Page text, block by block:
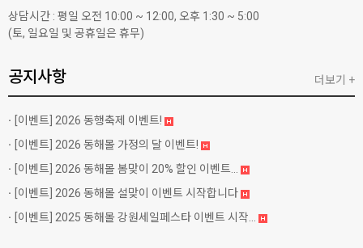
상담시간 : 평일 오전 10:00 ~ 12:00, 오후 1:30 ~ 5:00
(토, 일요일 및 공휴일은 휴무)
공지사항
[이벤트] 2026 동행축제 이벤트!
[이벤트] 2026 동해몰 가정의 달 이벤트!
[이벤트] 2026 동해몰 봄맞이 20% 할인 이벤트...
[이벤트] 2026 동해몰 설맞이 이벤트 시작합니다
[이벤트] 2025 동해몰 강원세일페스타 이벤트 시작...
더보기 +